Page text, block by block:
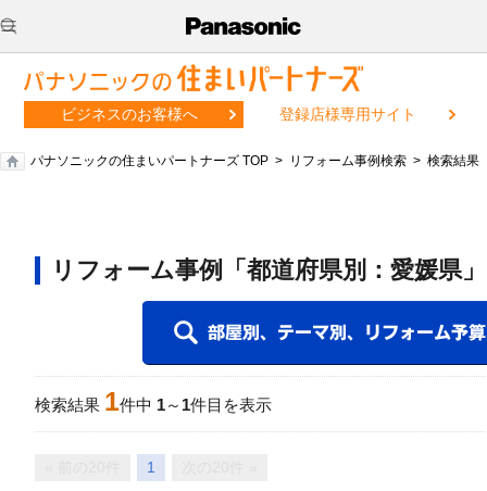
ビジネスのお客様へ 登録店様専用サイト
パナソニックの住まいパートナーズ TOP リフォーム事例検索 検索結果
リフォーム事例「都道府県別：愛媛県
検索結果 1件中 1～ 1件目を表示
1